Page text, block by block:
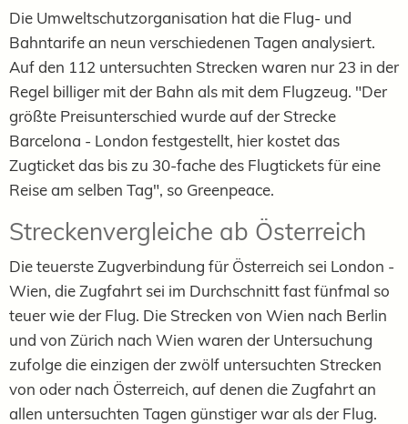
Die Umweltschutzorganisation hat die Flug- und
Bahntarife an neun verschiedenen Tagen analysiert.
Auf den 112 untersuchten Strecken waren nur 23 in der
Regel billiger mit der Bahn als mit dem Flugzeug. "Der
größte Preisunterschied wurde auf der Strecke
Barcelona - London festgestellt, hier kostet das
Zugticket das bis zu 30-fache des Flugtickets für eine
Reise am selben Tag", so Greenpeace.
Streckenvergleiche ab Österreich
Die teuerste Zugverbindung für Österreich sei London -
Wien, die Zugfahrt sei im Durchschnitt fast fünfmal so
teuer wie der Flug. Die Strecken von Wien nach Berlin
und von Zürich nach Wien waren der Untersuchung
zufolge die einzigen der zwölf untersuchten Strecken
von oder nach Österreich, auf denen die Zugfahrt an
allen untersuchten Tagen günstiger war als der Flug.